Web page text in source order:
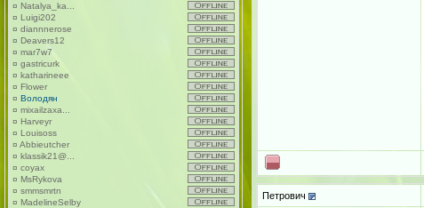
¤ Natalya_ka...
¤ Luigi202
¤ diannnerose
¤ Deavers12
¤ mar7w7
¤ gastricurk
¤ katharineee
¤ Flower
¤ Володян
¤ mixailzaxa...
¤ Harveyr
¤ Louisoss
¤ Abbieutcher
¤ klassik21@...
¤ coyax
¤ MsRykova
¤ smmsmrtn
¤ MadelineSelby
Петрович